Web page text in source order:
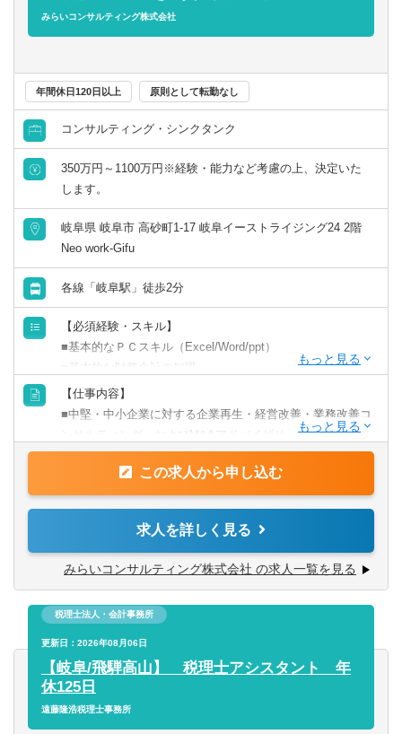
みらいコンサルティング株式会社
年間休日120日以上 原則として転勤なし
コンサルティング・シンクタンク
350万円～1100万円※経験・能力など考慮の上、決定いた
します。
岐阜県 岐阜市 高砂町1-17 岐阜イーストライジング24 2階
Neo work-Gifu
各線「岐阜駅」徒歩2分
【必須経験・スキル】
■基本的なＰＣスキル（Excel/Word/ppt）
■基本的な財務会計の知識
【歓迎経験・スキル】
■経営企画や営業企画の経験
■社内あるいは社外への業務改善提案・実行の経験
■監査法人ご出身の方
【求める人物像】
■個人プレーでなくチームで取組む体制に魅力を感じる方
■できることの幅を拡げたい、ゼネラリスト志向の方
■同社ＨＰもご覧いただいた上で、「人」「お客様」等、同
社の考え方に共感いただける方
【仕事内容】
■中堅・中小企業に対する企業再生・経営改善・業務改善コ
ンサルティング、およびM&Aアドバイザリー。
■財務分析から課題解決策の立案・実行、M&A戦略の策
定・支援まで、一貫したサポートを行ないます。
■日本国内の中堅・中小企業を対象にした経営コンサルティ
ング業務をお任せします。
■あなたの希望・成長に応じて、企業再生・成長戦略・
〈現状分析と課題発見〉
■対象企業へのヒアリングや資料分析を通じて、事業の収益
性や成長性、財務状況を調査し、経営課題を把握します。
この求人から申し込む
求人を詳しく見る
みらいコンサルティング株式会社 の求人一覧を見る
税理士法人・会計事務所
更新日：2026年08月06日
【岐阜/飛騨高山】 税理士アシスタント 年
休125日
遠藤隆浩税理士事務所